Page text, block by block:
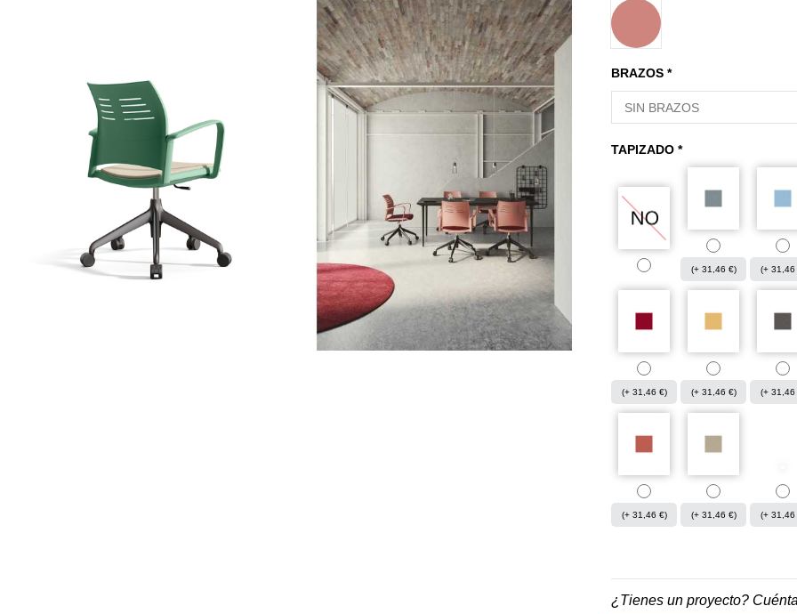
CORAL
BRAZOS *
TAPIZADO *
(+ 31,46 €) (+ 31,46
(+ 31,46 €) (+ 31,46 €) (+ 31,46
(+ 31,46 €) (+ 31,46 €) (+ 31,46
¿Tienes un proyecto?